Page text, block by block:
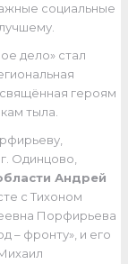
социальные
дело» стал
героям
тыла.
Одинцово,
Андрей
с Тихоном
Порфирьева
– фронту», и его